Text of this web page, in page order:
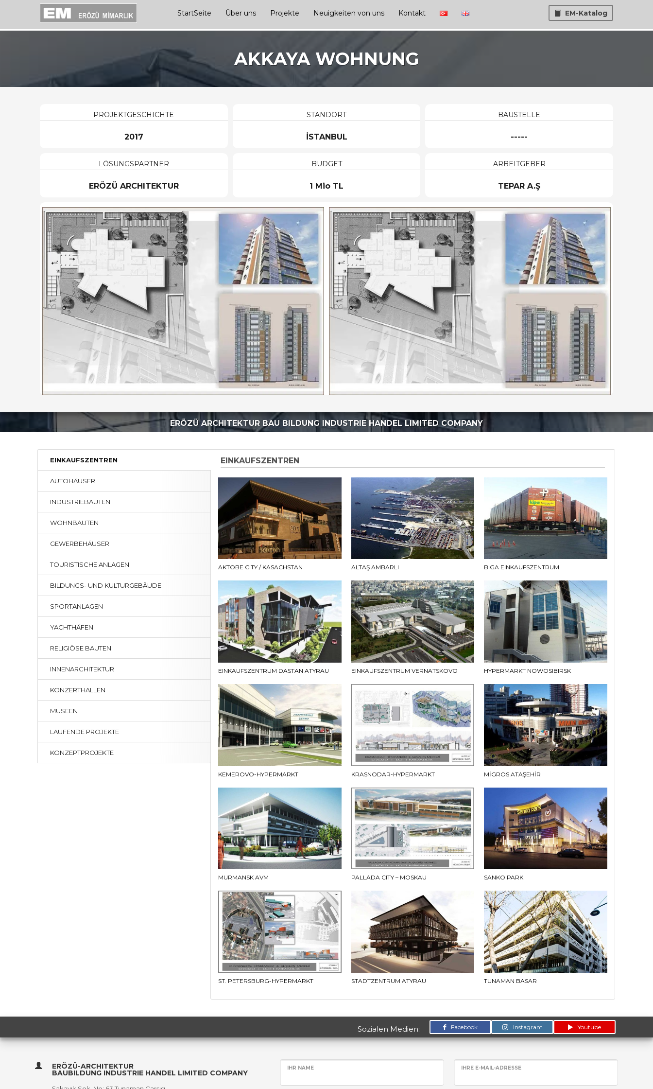
StartSeite Über uns Projekte Neuigkeiten von uns Kontakt EM-Katalog
AKKAYA WOHNUNG
PROJEKTGESCHICHTE
2017
STANDORT
İSTANBUL
BAUSTELLE
-----
LÖSUNGSPARTNER
ERÖZÜ ARCHITEKTUR
BUDGET
1 Mio TL
ARBEITGEBER
TEPAR A.Ş
ERÖZÜ ARCHITEKTUR BAU BILDUNG INDUSTRIE HANDEL LIMITED COMPANY
EINKAUFSZENTREN
AUTOHÄUSER
INDUSTRIEBAUTEN
WOHNBAUTEN
GEWERBEHÄUSER
TOURISTISCHE ANLAGEN
BILDUNGS- UND KULTURGEBÄUDE
SPORTANLAGEN
YACHTHÄFEN
RELIGIÖSE BAUTEN
INNENARCHITEKTUR
KONZERTHALLEN
MUSEEN
LAUFENDE PROJEKTE
KONZEPTPROJEKTE
EINKAUFSZENTREN
AKTOBE CITY / KASACHSTAN ALTAŞ AMBARLI BIGA EINKAUFSZENTRUM
EINKAUFSZENTRUM DASTAN ATYRAU EINKAUFSZENTRUM VERNATSKOVO HYPERMARKT NOWOSIBIRSK
KEMEROVO-HYPERMARKT KRASNODAR-HYPERMARKT MİGROS ATAŞEHİR
MURMANSK AVM PALLADA CITY – MOSKAU SANKO PARK
ST. PETERSBURG-HYPERMARKT STADTZENTRUM ATYRAU TUNAMAN BASAR
Sozialen Medien: Facebook Instagram Youtube
ERÖZÜ-ARCHITEKTUR
BAUBILDUNG INDUSTRIE HANDEL LIMITED COMPANY
IHR NAME IHRE E-MAIL-ADRESSE